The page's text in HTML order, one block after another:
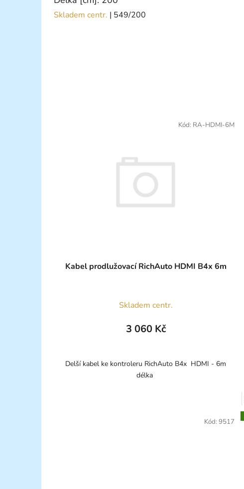
Skladem centr. | 549/200
Kabel prodlužovací RichAuto HDMI B4x 6m
hodnocení
produktu
z
5
Skladem centr.
3 060 Kč
Delší kabel ke kontroleru RichAuto B4x HDMI - 6m
délka
Kód: RA-HDMI-6M
Kód:9517